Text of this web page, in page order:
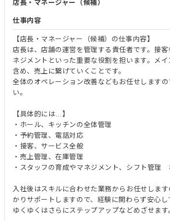
店長・マネージャー（候補）
仕事内容
【店長・マネージャー（候補）の仕事内容】
店長は、店舗の運営を管理する責任者です。接
ネジメントといった重要な役割を担います。メ
含め、売上に繋げていくことです。
全体のオペレーション改善などもお任せします
い。
【具体的には…】
・ホール、キッチンの全体管理
・予約管理、電話対応
・接客、サービス全般
・売上管理、在庫管理
・スタッフの育成やマネジメント、シフト管理
入社後はスキルに合わせた業務からお任せしま
かりサポートしますので、経験に関わらず安心し
ゆくゆくはさらにステップアップなどめざせます